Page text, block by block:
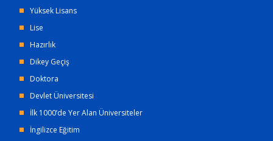
Yüksek Lisans
Lise
Hazırlık
Dikey Geçiş
Doktora
Devlet Üniversitesi
İlk 1000’de Yer Alan Üniversiteler
İngilizce Eğitim